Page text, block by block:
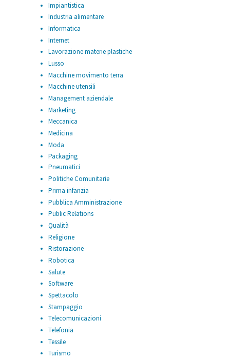
Impiantistica
Industria alimentare
Informatica
Internet
Lavorazione materie plastiche
Lusso
Macchine movimento terra
Macchine utensili
Management aziendale
Marketing
Meccanica
Medicina
Moda
Packaging
Pneumatici
Politiche Comunitarie
Prima infanzia
Pubblica Amministrazione
Public Relations
Qualità
Religione
Ristorazione
Robotica
Salute
Software
Spettacolo
Stampaggio
Telecomunicazioni
Telefonia
Tessile
Turismo